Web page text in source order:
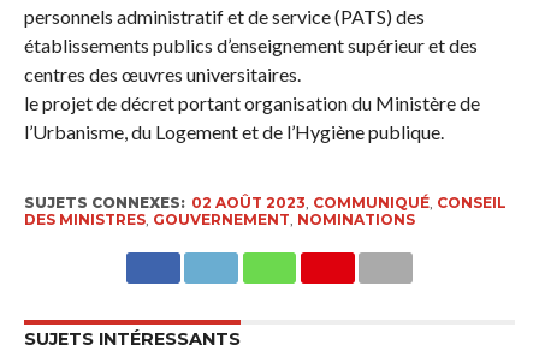
personnels administratif et de service (PATS) des
établissements publics d’enseignement supérieur et des
centres des œuvres universitaires.
le projet de décret portant organisation du Ministère de
l’Urbanisme, du Logement et de l’Hygiène publique.
SUJETS CONNEXES: 02 AOÛT 2023 COMMUNIQUÉ, CONSEIL
DES MINISTRES, GOUVERNEMENT NOMINATIONS
SUJETS INTÉRESSANTS